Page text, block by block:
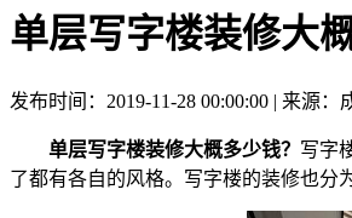
单层写字楼装修大
发布时间：2019-11-28 00:00:00 | 来源
单层写字楼装修大概多少钱？ 写字
了都有各自的风格。写字楼的装修也分